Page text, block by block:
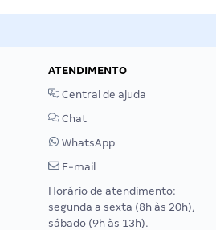
ATENDIMENTO
Central de ajuda
Chat
WhatsApp
E-mail
Horário de atendimento:
segunda a sexta (8h às 20h),
sábado (9h às 13h).